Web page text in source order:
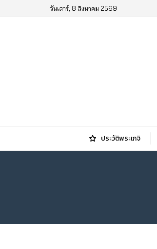
วันเสาร์, 8 สิงหาคม 2569
ประวัติพระเกจิ